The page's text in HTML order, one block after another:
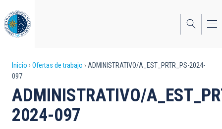
al
contenido
principal
Sobrescribir
enlaces
de
ayuda
Inicio Ofertas de trabajo
ADMINISTRATIVO/A_EST_PRTR_PS-2024-
097
ADMINISTRATIVO/
2024-097